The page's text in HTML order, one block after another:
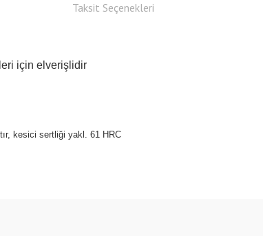
Taksit Seçenekleri
için elverişlidir
kesici sertliği yakl. 61 HRC